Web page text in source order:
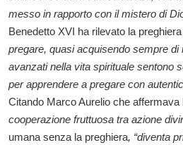
messo in rapporto con il mistero di
Benedetto XVI ha rilevato la
pregare, quasi acquisendo sempre
avanzati nella vita spirituale sentono
per apprendere a pregare con
Citando Marco Aurelio che affermava
cooperazione fruttuosa tra azione
umana senza la preghiera, “diventa